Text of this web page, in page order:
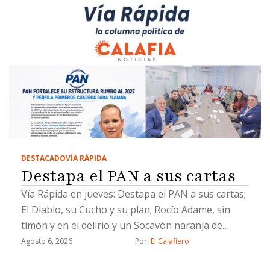
DESTACADOVÍA RÁPIDA
Destapa el PAN a sus cartas
Vía Rápida en jueves: Destapa el PAN a sus cartas;
El Diablo, su Cucho y su plan; Rocío Adame, sin
timón y en el delirio y un Socavón naranja de
Chicali
Agosto 6, 2026 Por: El Calafiero